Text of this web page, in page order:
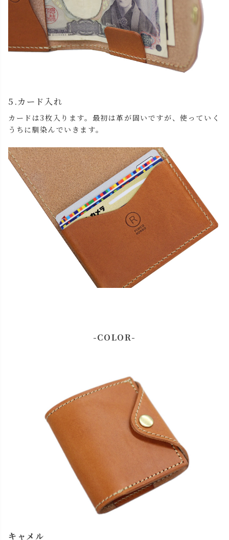
5.カード入れ
カードは3枚入ります。最初は革が固いですが、使っていく
うちに馴染んでいきます。
-COLOR-
キャメル